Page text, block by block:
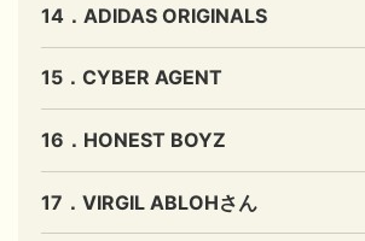
14．ADIDAS ORIGINALS
15．CYBER AGENT
16．HONEST BOYZ
17．VIRGIL ABLOHさん